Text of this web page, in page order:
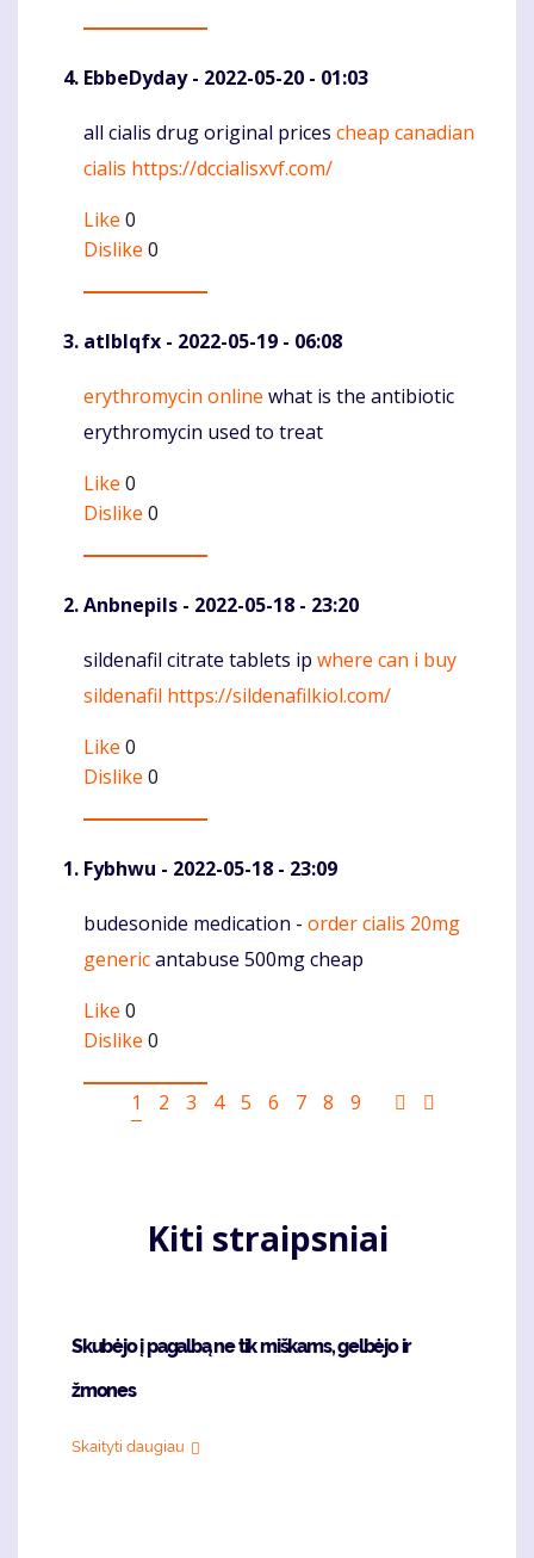
EbbeDyday- 2022-05-20 - 01:03
Komentaras
all cialis drug original prices cheap canadian
cialis https://dccialisxvf.com/
Like 0
Dislike 0
atlblqfx - 2022-05-19 - 06:08
Komentaras
erythromycin online what is the antibiotic
erythromycin used to treat
Like 0
Dislike 0
Anbnepils - 2022-05-18 - 23:20
Komentaras
sildenafil citrate tablets ip where can i buy
sildenafil https://sildenafilkiol.com/
Like 0
Dislike 0
Fybhwu - 2022-05-18 - 23:09
Komentaras
budesonide medication - order cialis 20mg
genericantabuse 500mg cheap
Like 0
Dislike 0
Pagination
Current
1 Puslapis
2 Puslapis
3 Puslapis
4 Puslapis
5 Puslapis
6 Puslapis
7 Puslapis
8 Puslapis
9
Sekantis
Kiti straipsniai
Skubėjo į pagalbą ne tik miškams, gelbėjo ir
žmones
Skaityti daugiau